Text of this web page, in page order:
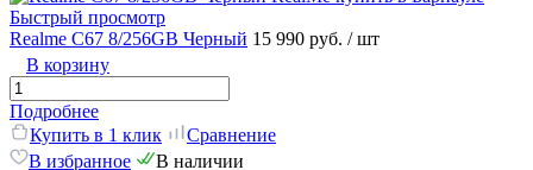
Быстрый просмотр
Realme C67 8/256GB Черный 15 990 руб. / шт
В корзину
Подробнее
Купить в 1 клик
Сравнение
В избранное
В наличии